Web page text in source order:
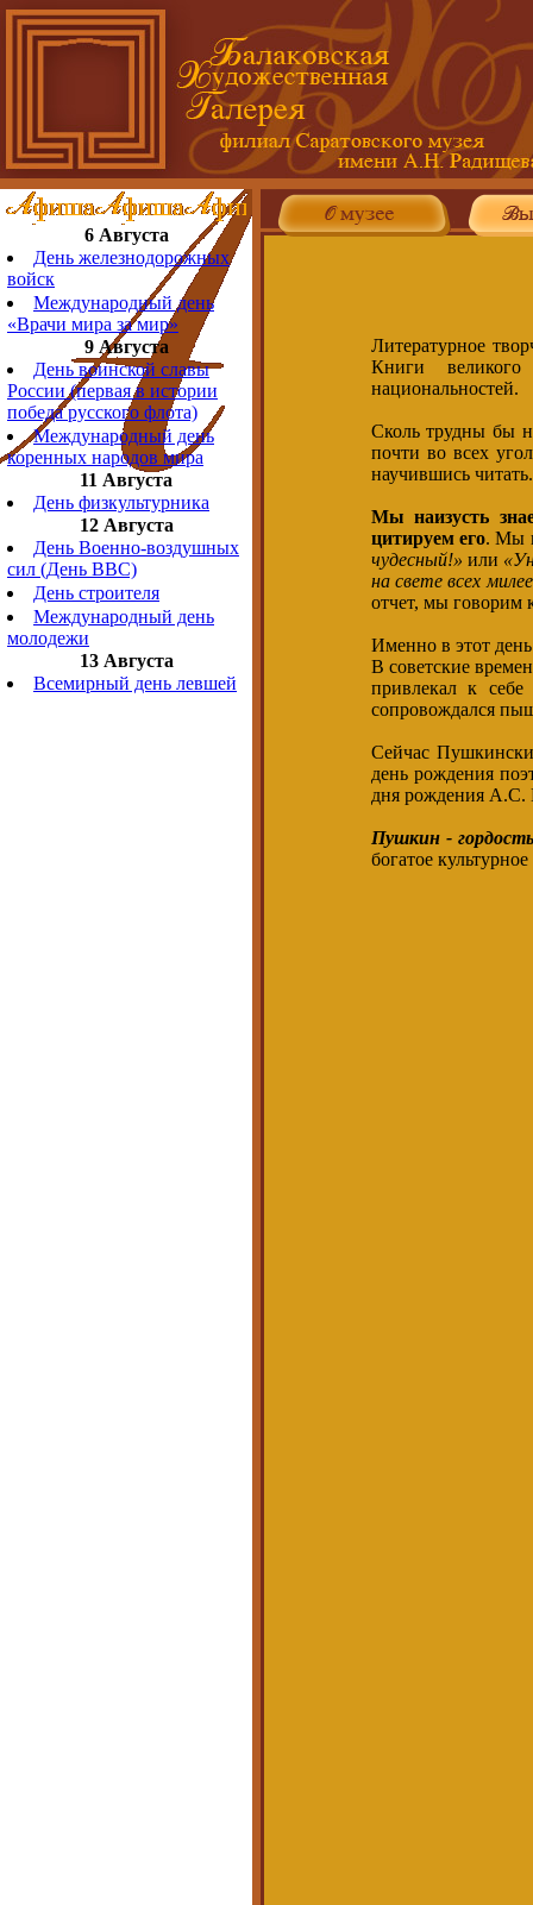
6 Августа
День железнодорожных
войск
Международный день
«Врачи мира за мир»
9 Августа
День воинской славы
России (первая в истории
победа русского флота)
Международный день
коренных народов мира
11 Августа
День физкультурника
12 Августа
День Военно-воздушных
сил (День ВВС)
День строителя
Международный день
молодежи
13 Августа
Всемирный день левшей
Литературное
Книги
национальностей.
Сколь трудны бы
почти во всех
научившись читать.
Мы наизусть
цитируем его. Мы
чудесный!» или
на свете всех
отчет, мы говорим
Именно в этот
В советские
привлекал к
сопровождался
Сейчас
день рождения
дня рождения А.С.
Пушкин -
богатое